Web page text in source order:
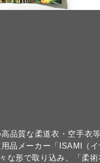
品質な柔道衣・空手衣
品メーカー「ISAMI（
な形で取り込み、「柔